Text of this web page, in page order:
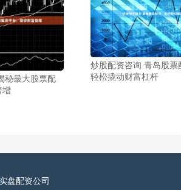
秘最大股票配
增
炒股配资咨询 青岛股票
轻松撬动财富杠杆
实盘配资公司